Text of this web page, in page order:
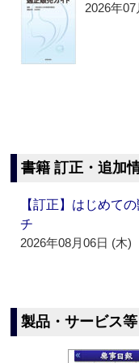
2026年
書籍 訂正・追加
【訂正】はじめて
チ
2026年08月06日 (木)
製品・サービス等